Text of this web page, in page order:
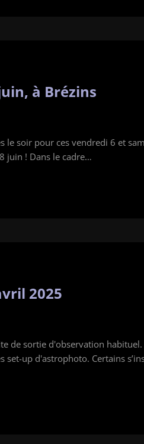
à Brézins
le soir pour ces vendredi 6 et
juin ! Dans le cadre…
2025
de sortie d'observation
up d'astrophoto. Certains